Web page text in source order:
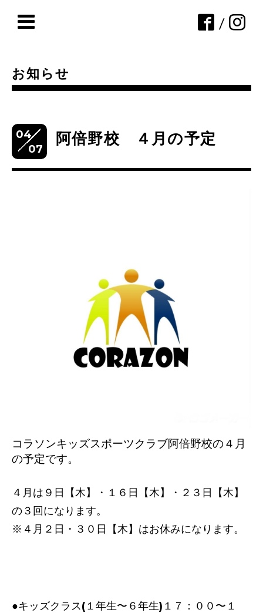
/
お知らせ
04
07
阿倍野校 ４月の予定
コラソンキッズスポーツクラブ阿倍野校の４ 月
の予定です。
４月は９日【木】・１６ 日【木】・２３日【木】
の３回になります。
※４月２日・３０日【木】はお休みになります。
●キッズクラス(１年生〜６年生)１７：００〜１